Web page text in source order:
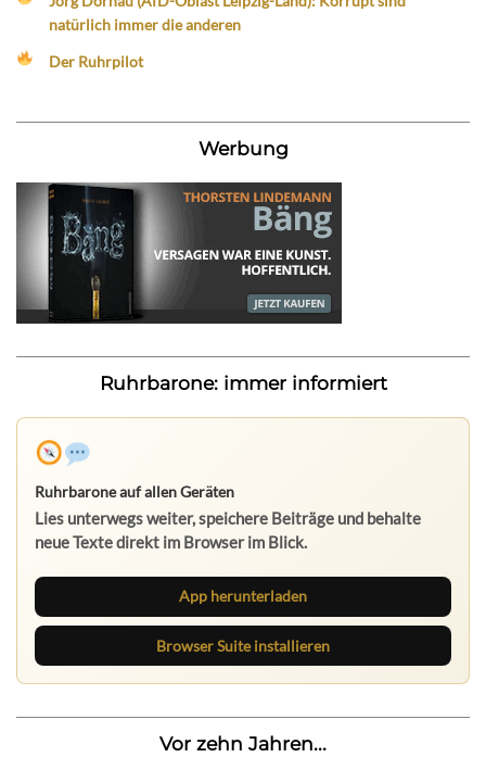
natürlich immer die anderen
Der Ruhrpilot
Werbung
Ruhrbarone: immer informiert
Ruhrbarone auf allen Geräten
Lies unterwegs weiter, speichere Beiträge und behalte
neue Texte direkt im Browser im Blick.
App herunterladen
Browser Suite installieren
Vor zehn Jahren...